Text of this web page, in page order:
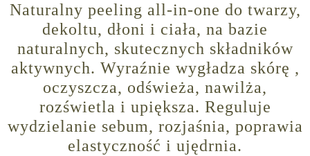
Naturalny peeling all-in-one do twarzy,
dekoltu, dłoni i ciała, na bazie
naturalnych, skutecznych składników
aktywnych. Wyraźnie wygładza skórę ,
oczyszcza, odświeża, nawilża,
rozświetla i upiększa. Reguluje
wydzielanie sebum, rozjaśnia, poprawia
elastyczność i ujędrnia.